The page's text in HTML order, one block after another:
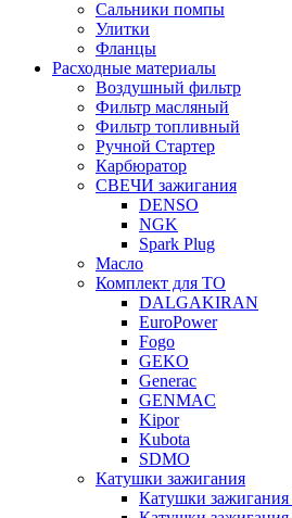
Сальники помпы
Улитки
Фланцы
Расходные материалы
Воздушный фильтр
Фильтр масляный
Фильтр топливный
Ручной Стартер
Карбюратор
СВЕЧИ зажигания
DENSO
NGK
Spark Plug
Масло
Комплект для ТО
DALGAKIRAN
EuroPower
Fogo
GEKO
Generac
GENMAC
Kipor
Kubota
SDMO
Катушки зажигания
Катушки